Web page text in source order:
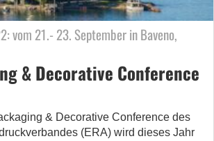
vom 21.- 23. September in Baveno,
& Decorative Conference
& Decorative Conference des
(ERA) wird dieses Jahr